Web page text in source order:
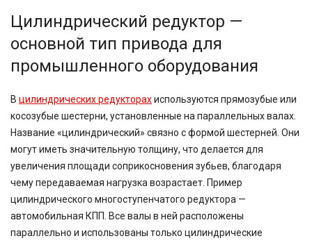
Цилиндрический редуктор —
основной тип привода для
промышленного оборудования
В цилиндрических редукторахиспользуются прямозубые или
косозубые шестерни, установленные на параллельных валах.
Название «цилиндрический» связно с формой шестерней. Они
могут иметь значительную толщину, что делается для
увеличения площади соприкосновения зубьев, благодаря
чему передаваемая нагрузка возрастает. Пример
цилиндрического многоступенчатого редуктора —
автомобильная КПП. Все валы в ней расположены
параллельно и использованы только цилиндрические